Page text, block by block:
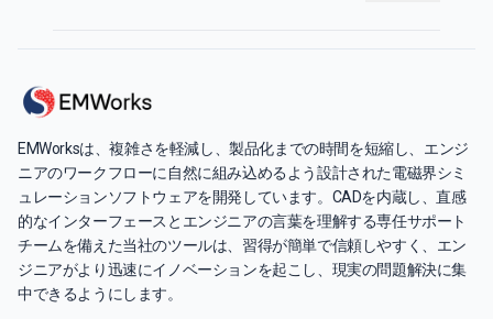
EMWorksは、複雑さを軽減し、製品化までの時間を短縮し、エンジ
ニアのワークフローに自然に組み込めるよう設計された電磁界シミ
ュレーションソフトウェアを開発しています。CADを内蔵し、直感
的なインターフェースとエンジニアの言葉を理解する専任サポート
チームを備えた当社のツールは、習得が簡単で信頼しやすく、エン
ジニアがより迅速にイノベーションを起こし、現実の問題解決に集
中できるようにします。